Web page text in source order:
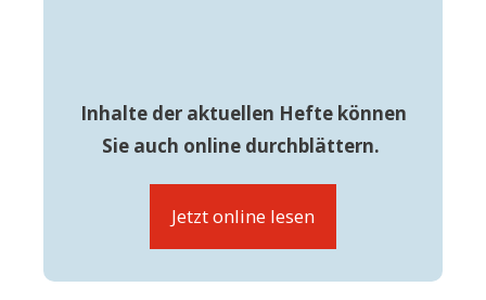
Inhalte der aktuellen Hefte können
Sie auch online durchblättern.
Jetzt online lesen